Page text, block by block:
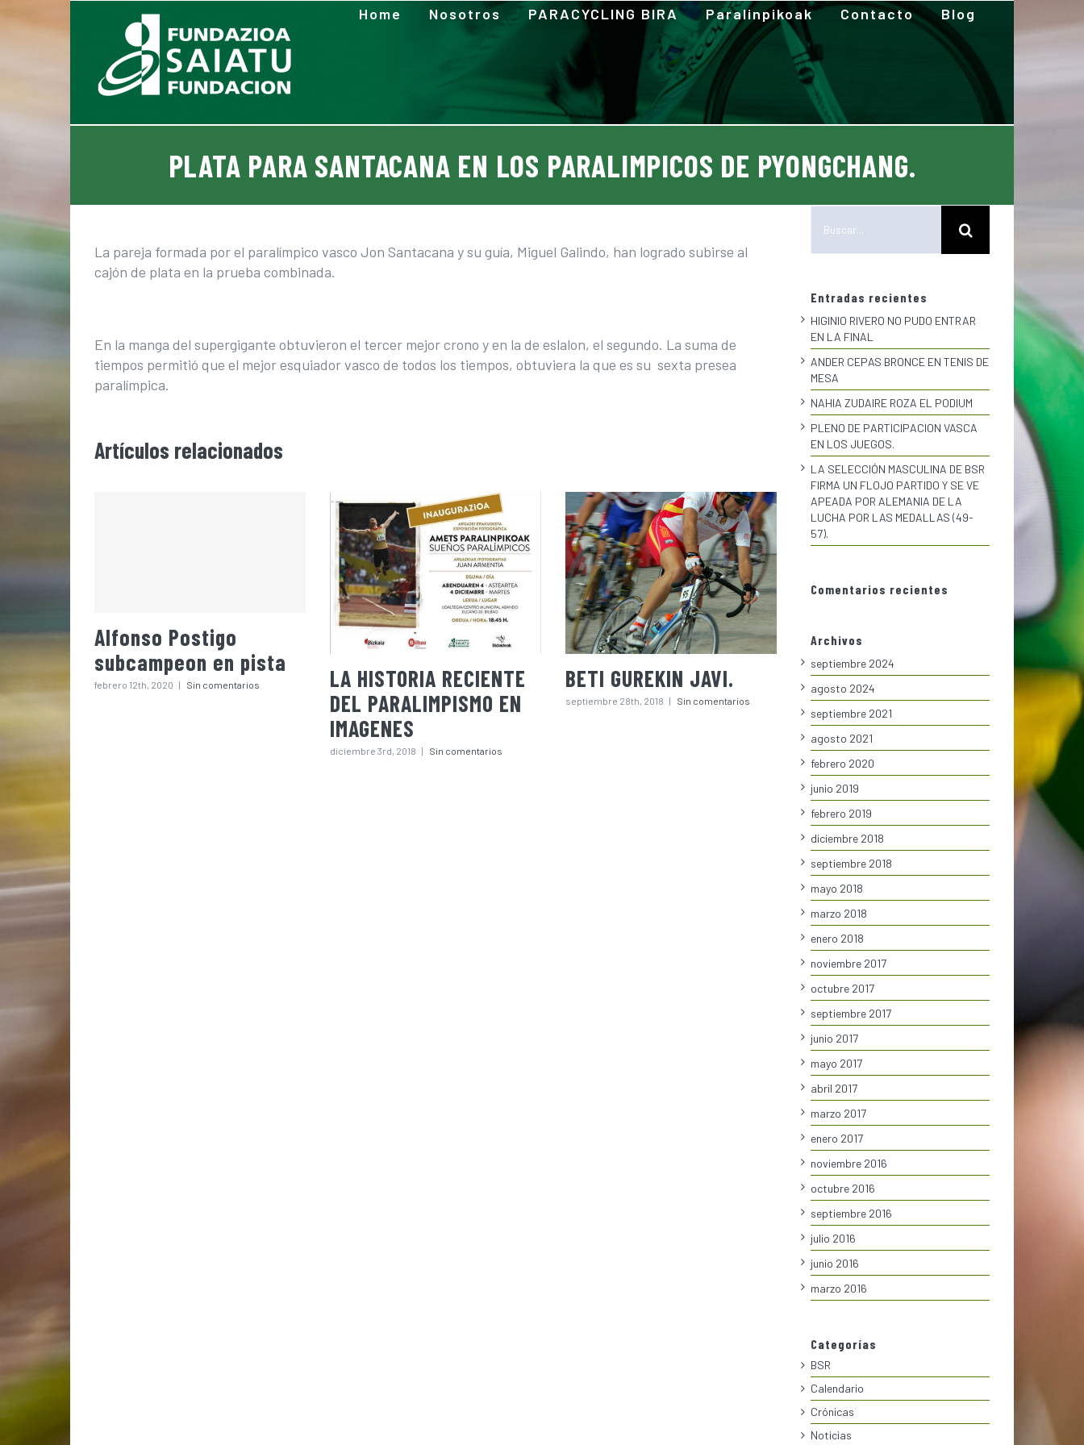
Home Nosotros PARACYCLING BIRA Paralinpikoak Contacto Blog
PLATA PARA SANTACANA EN LOS PARALIMPICOS DE PYONGCHANG.
La pareja formada por el paralímpico vasco Jon Santacana y su guía, Miguel Galindo, han logrado subirse al
cajón de plata en la prueba combinada.
En la manga del supergigante obtuvieron el tercer mejor crono y en la de eslalon, el segundo. La suma de
tiempos permitió que el mejor esquiador vasco de todos los tiempos, obtuviera la que es su sexta presea
paralímpica.
Artículos relacionados
Alfonso Postigo
subcampeon en pista
febrero 12th, 2020 | Sin comentarios
LA HISTORIA RECIENTE
DEL PARALIMPISMO EN
IMAGENES
diciembre 3rd, 2018 | Sin comentarios
BETI GUREKIN JAVI.
septiembre 28th, 2018 | Sin comentarios
Entradas recientes
HIGINIO RIVERO NO PUDO ENTRAR
EN LA FINAL
ANDER CEPAS BRONCE EN TENIS DE
MESA
NAHIA ZUDAIRE ROZA EL PODIUM
PLENO DE PARTICIPACION VASCA
EN LOS JUEGOS.
LA SELECCIÓN MASCULINA DE BSR
FIRMA UN FLOJO PARTIDO Y SE VE
APEADA POR ALEMANIA DE LA
LUCHA POR LAS MEDALLAS (49-
57).
Comentarios recientes
Archivos
septiembre 2024
agosto 2024
septiembre 2021
agosto 2021
febrero 2020
junio 2019
febrero 2019
diciembre 2018
septiembre 2018
mayo 2018
marzo 2018
enero 2018
noviembre 2017
octubre 2017
septiembre 2017
junio 2017
mayo 2017
abril 2017
marzo 2017
enero 2017
noviembre 2016
octubre 2016
septiembre 2016
julio 2016
junio 2016
marzo 2016
Categorías
BSR
Calendario
Crónicas
Noticias